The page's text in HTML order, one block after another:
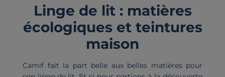
Linge de lit : matières
écologiques et teintures
maison
Camif fait la part belle aux belles matières pour